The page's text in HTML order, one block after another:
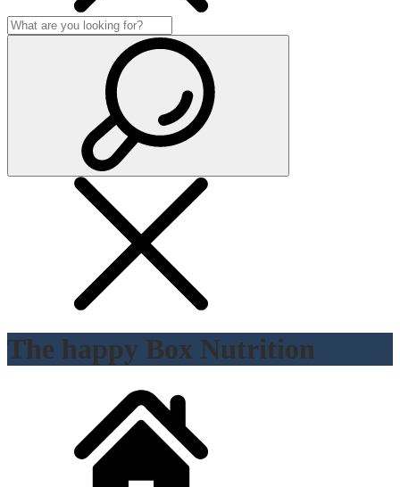
The happy Box Nutrition